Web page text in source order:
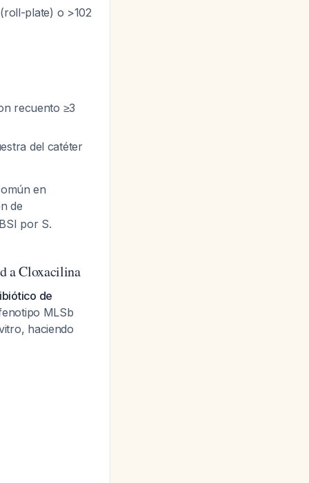
plate) o >102
recuento ≥3
del catéter
en
de
por S.
a Cloxacilina
de
MLSb
haciendo